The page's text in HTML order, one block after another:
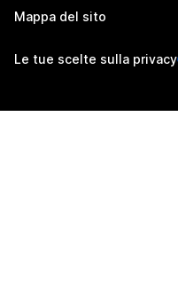
Mappa del sito
Le tue scelte sulla privacy